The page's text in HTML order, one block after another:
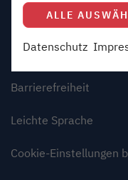
Über den Blog
Hinweisgeberschutz
Barrierefreiheit
Leichte Sprache
Cookie-Einstellungen
ALLE
Datenschutz